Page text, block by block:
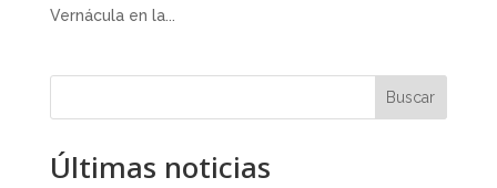
Vernácula en la...
Buscar
Últimas noticias